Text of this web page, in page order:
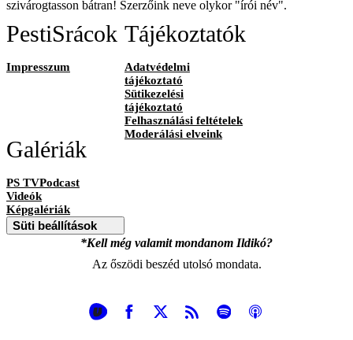
szivárogtasson bátran! Szerzőink neve olykor "írói név".
PestiSrácok
Impresszum
Tájékoztatók
Adatvédelmi
tájékoztató
Sütikezelési
tájékoztató
Felhasználási feltételek
Moderálási elveink
Galériák
PS TVPodcast
Videók
Képgalériák
Süti beállítások
*Kell még valamit mondanom Ildikó?
Az őszödi beszéd utolsó mondata.